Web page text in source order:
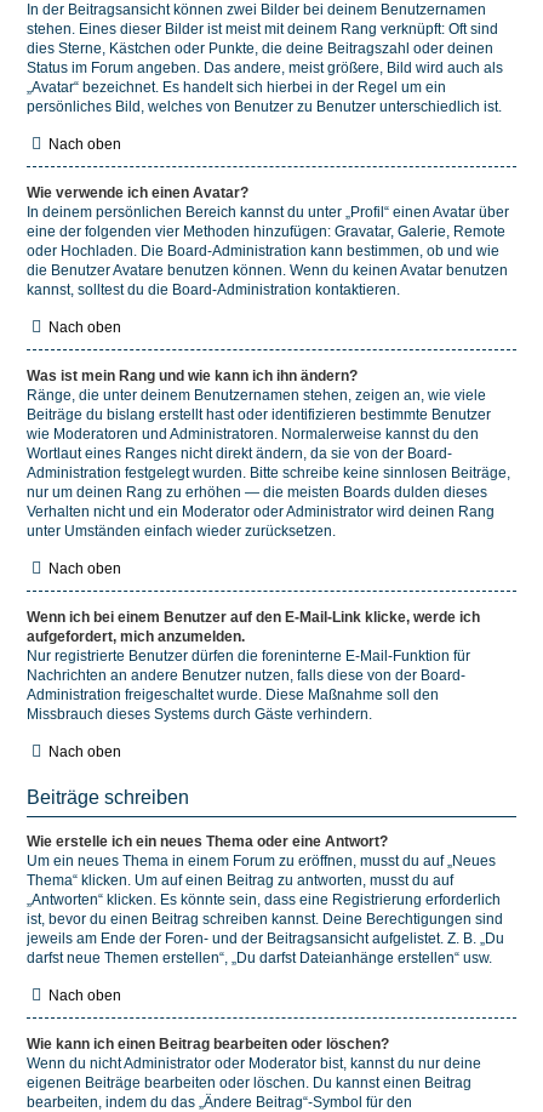
In der Beitragsansicht können zwei Bilder bei deinem Benutzernamen
stehen. Eines dieser Bilder ist meist mit deinem Rang verknüpft: Oft sind
dies Sterne, Kästchen oder Punkte, die deine Beitragszahl oder deinen
Status im Forum angeben. Das andere, meist größere, Bild wird auch als
„Avatar“ bezeichnet. Es handelt sich hierbei in der Regel um ein
persönliches Bild, welches von Benutzer zu Benutzer unterschiedlich ist.
Nach oben
Wie verwende ich einen Avatar?
In deinem persönlichen Bereich kannst du unter „Profil“ einen Avatar über
eine der folgenden vier Methoden hinzufügen: Gravatar, Galerie, Remote
oder Hochladen. Die Board-Administration kann bestimmen, ob und wie
die Benutzer Avatare benutzen können. Wenn du keinen Avatar benutzen
kannst, solltest du die Board-Administration kontaktieren.
Nach oben
Was ist mein Rang und wie kann ich ihn ändern?
Ränge, die unter deinem Benutzernamen stehen, zeigen an, wie viele
Beiträge du bislang erstellt hast oder identifizieren bestimmte Benutzer
wie Moderatoren und Administratoren. Normalerweise kannst du den
Wortlaut eines Ranges nicht direkt ändern, da sie von der Board-
Administration festgelegt wurden. Bitte schreibe keine sinnlosen Beiträge,
nur um deinen Rang zu erhöhen — die meisten Boards dulden dieses
Verhalten nicht und ein Moderator oder Administrator wird deinen Rang
unter Umständen einfach wieder zurücksetzen.
Nach oben
Wenn ich bei einem Benutzer auf den E-Mail-Link klicke, werde ich
aufgefordert, mich anzumelden.
Nur registrierte Benutzer dürfen die foreninterne E-Mail-Funktion für
Nachrichten an andere Benutzer nutzen, falls diese von der Board-
Administration freigeschaltet wurde. Diese Maßnahme soll den
Missbrauch dieses Systems durch Gäste verhindern.
Nach oben
Beiträge schreiben
Wie erstelle ich ein neues Thema oder eine Antwort?
Um ein neues Thema in einem Forum zu eröffnen, musst du auf „Neues
Thema“ klicken. Um auf einen Beitrag zu antworten, musst du auf
„Antworten“ klicken. Es könnte sein, dass eine Registrierung erforderlich
ist, bevor du einen Beitrag schreiben kannst. Deine Berechtigungen sind
jeweils am Ende der Foren- und der Beitragsansicht aufgelistet. Z. B. „Du
darfst neue Themen erstellen“, „Du darfst Dateianhänge erstellen“ usw.
Nach oben
Wie kann ich einen Beitrag bearbeiten oder löschen?
Wenn du nicht Administrator oder Moderator bist, kannst du nur deine
eigenen Beiträge bearbeiten oder löschen. Du kannst einen Beitrag
bearbeiten, indem du das „Ändere Beitrag“-Symbol für den